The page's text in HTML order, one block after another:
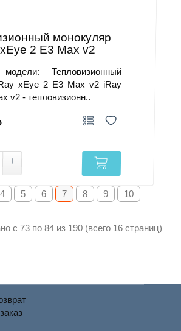
монокуляр
2 E3 Max v2
Тепловизионный
xEye 2 E3 Max v2 iRay
v2 - тепловизионн..
4 5 6 7 8 9
10
с 73 по 84 из 190 (всего 16 страниц)